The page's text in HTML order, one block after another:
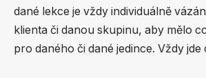
dané lekce je vždy individuálně
klienta či danou skupinu, aby mělo
pro daného či dané jedince. Vždy